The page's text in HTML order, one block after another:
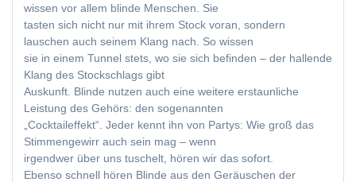
wissen vor allem blinde Menschen. Sie
tasten sich nicht nur mit ihrem Stock voran, sondern
lauschen auch seinem Klang nach. So wissen
sie in einem Tunnel stets, wo sie sich befinden – der hallende
Klang des Stockschlags gibt
Auskunft. Blinde nutzen auch eine weitere erstaunliche
Leistung des Gehörs: den sogenannten
„Cocktaileffekt“. Jeder kennt ihn von Partys: Wie groß das
Stimmengewirr auch sein mag – wenn
irgendwer über uns tuschelt, hören wir das sofort.
Ebenso schnell hören Blinde aus den Geräuschen der